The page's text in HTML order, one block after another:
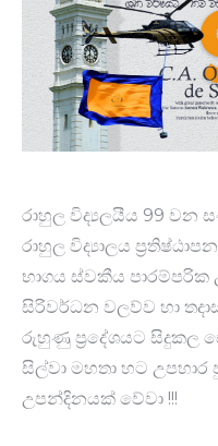
රාහුල විද්‍යලයීය 99 වන
රාහුල විද්‍යාලය
භාගය ස්වකීය
සිරිවර්ධන වලව්ව හා
රුහුණු ප්‍රදේශයට සිදුකල
සිල්වා මහතා හට
උපන්දිනයක් වේවා !!!